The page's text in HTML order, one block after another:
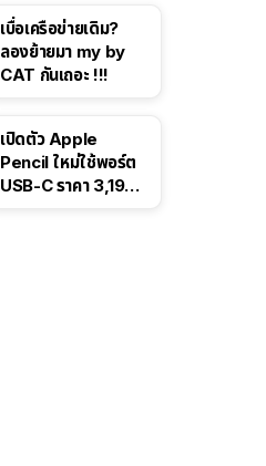
เบื่อเครือข่ายเดิม?
ลองย้ายมา my by
CAT กันเถอะ !!!
เปิดตัว Apple
Pencil ใหม่ใช้พอร์ต
USB-C ราคา 3,190